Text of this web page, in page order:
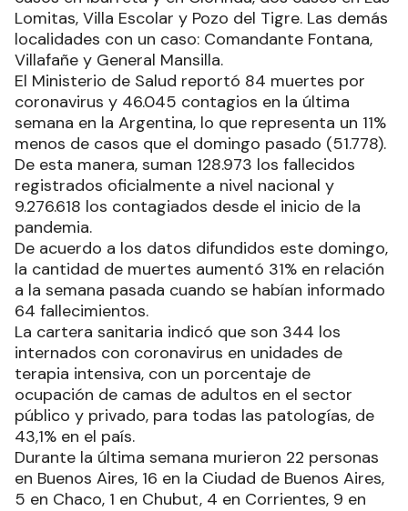
Lomitas, Villa Escolar y Pozo del Tigre. Las demás
localidades con un caso: Comandante Fontana,
Villafañe y General Mansilla.
El Ministerio de Salud reportó 84 muertes por
coronavirus y 46.045 contagios en la última
semana en la Argentina, lo que representa un 11%
menos de casos que el domingo pasado (51.778).
De esta manera, suman 128.973 los fallecidos
registrados oficialmente a nivel nacional y
9.276.618 los contagiados desde el inicio de la
pandemia.
De acuerdo a los datos difundidos este domingo,
la cantidad de muertes aumentó 31% en relación
a la semana pasada cuando se habían informado
64 fallecimientos.
La cartera sanitaria indicó que son 344 los
internados con coronavirus en unidades de
terapia intensiva, con un porcentaje de
ocupación de camas de adultos en el sector
público y privado, para todas las patologías, de
43,1% en el país.
Durante la última semana murieron 22 personas
en Buenos Aires, 16 en la Ciudad de Buenos Aires,
5 en Chaco, 1 en Chubut, 4 en Corrientes, 9 en